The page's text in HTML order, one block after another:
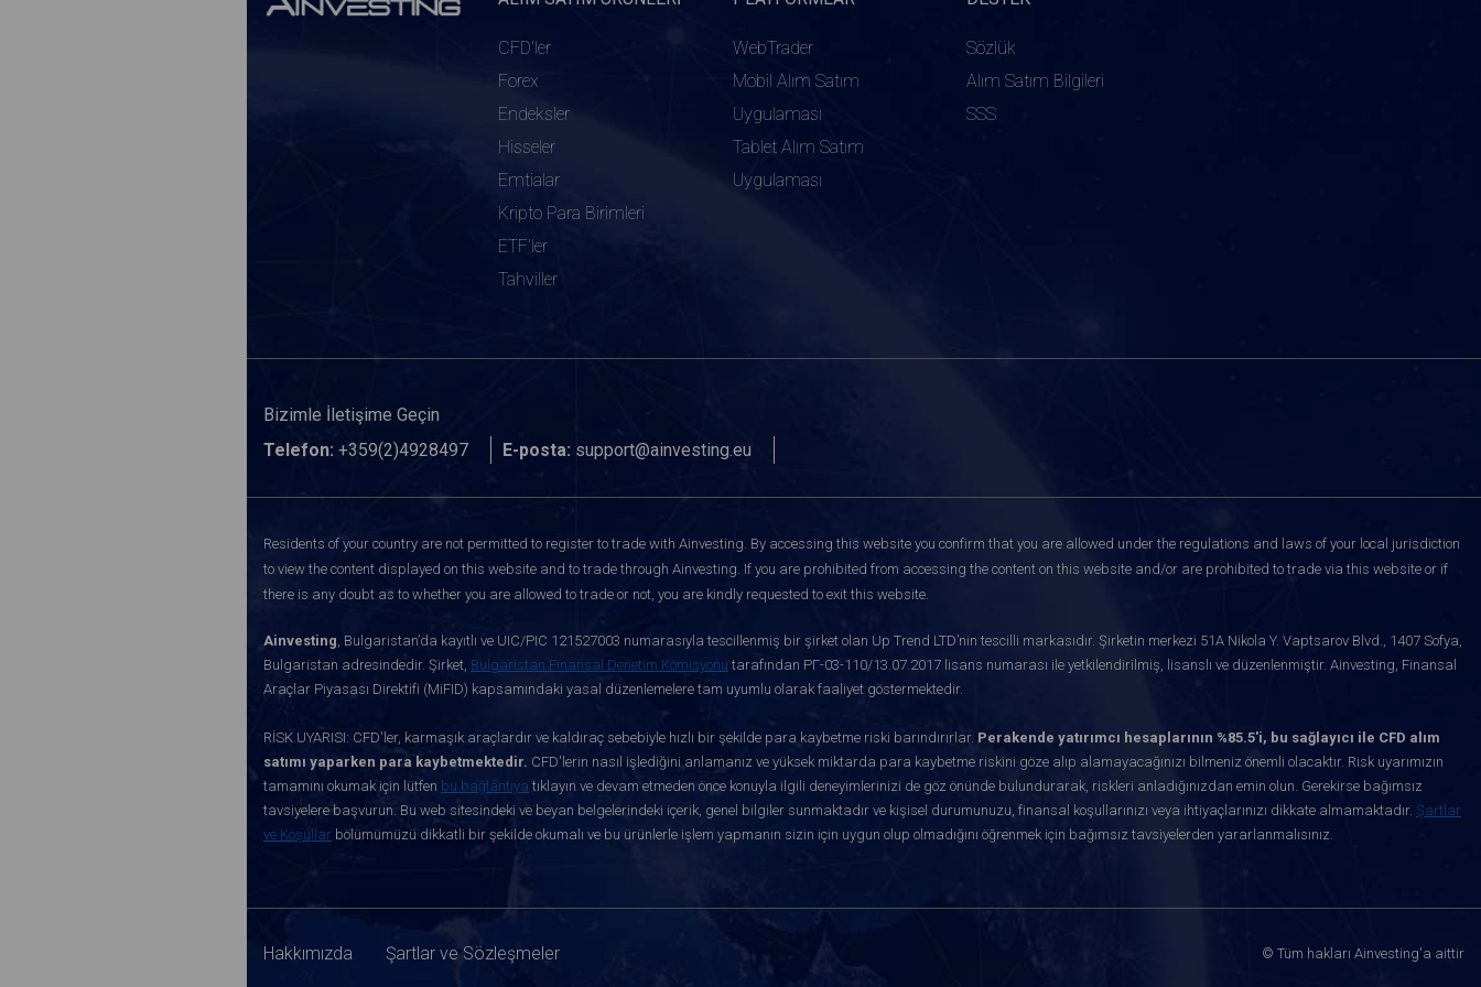
CFD'ler
Forex
Endeksler
Hisseler
Emtialar
Kripto Para Birimleri
ETF'ler
Tahviller
WebTrader
Mobil Alım Satım
Uygulaması
Tablet Alım Satım
Uygulaması
Sözlük
Alım Satım Bilgileri
SSS
Bizimle İletişime Geçin
Telefon: +359(2)4928497 E-posta: support@ainvesting.eu
Residents of your country are not permitted to register to trade with Ainvesting. By accessing this website you confirm that you are allowed under the regulations and laws of your local jurisdiction
to view the content displayed on this website and to trade through Ainvesting. If you are prohibited from accessing the content on this website and/or are prohibited to trade via this website or if
there is any doubt as to whether you are allowed to trade or not, you are kindly requested to exit this website.
Ainvesting, Bulgaristan’da kayıtlı ve UIC/PIC 121527003 numarasıyla tescillenmiş bir şirket olan Up Trend LTD’nin tescilli markasıdır. Şirketin merkezi 51A Nikola Y. Vaptsarov Blvd., 1407 Sofya,
Bulgaristan adresindedir. Şirket, Bulgaristan Finansal Denetim Komisyonu tarafından РГ-03-110/13.07.2017 lisans numarası ile yetkilendirilmiş, lisanslı ve düzenlenmiştir. Ainvesting, Finansal
Araçlar Piyasası Direktifi (MiFID) kapsamındaki yasal düzenlemelere tam uyumlu olarak faaliyet göstermektedir.
RİSK UYARISI: CFD'ler, karmaşık araçlardır ve kaldıraç sebebiyle hızlı bir şekilde para kaybetme riski barındırırlar. Perakende yatırımcı hesaplarının %85.5'i, bu sağlayıcı ile CFD alım
satımı yaparken para kaybetmektedir. CFD'lerin nasıl işlediğini anlamanız ve yüksek miktarda para kaybetme riskini göze alıp alamayacağınızı bilmeniz önemli olacaktır. Risk uyarımızın
tamamını okumak için lütfen bu bağlantıya tıklayın ve devam etmeden önce konuyla ilgili deneyimlerinizi de göz önünde bulundurarak, riskleri anladığınızdan emin olun. Gerekirse bağımsız
tavsiyelere başvurun. Bu web sitesindeki ve beyan belgelerindeki içerik, genel bilgiler sunmaktadır ve kişisel durumunuzu, finansal koşullarınızı veya ihtiyaçlarınızı dikkate almamaktadır. Şartlar
ve Koşullar bölümümüzü dikkatli bir şekilde okumalı ve bu ürünlerle işlem yapmanın sizin için uygun olup olmadığını öğrenmek için bağımsız tavsiyelerden yararlanmalısınız.
Hakkımızda Şartlar ve Sözleşmeler © Tüm hakları Ainvesting'a aittir